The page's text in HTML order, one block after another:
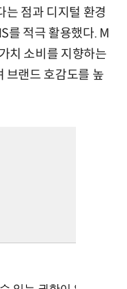
는 점과 디지털 환경
를 적극 활용했다. M
치 소비를 지향하는
브랜드 호감도를 높